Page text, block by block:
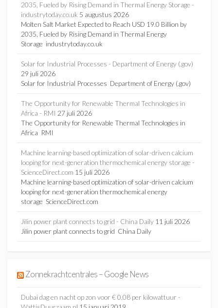
2035, Fueled by Rising Demand in Thermal Energy Storage -
industrytoday.co.uk 5 augustus 2026
Molten Salt Market Expected to Reach USD 19.0 Billion by
2035, Fueled by Rising Demand in Thermal Energy
Storage industrytoday.co.uk
Solar for Industrial Processes - Department of Energy (.gov)
29 juli 2026
Solar for Industrial Processes Department of Energy (.gov)
The Opportunity for Renewable Thermal Technologies in
Africa - RMI 27 juli 2026
The Opportunity for Renewable Thermal Technologies in
Africa RMI
Machine learning-based optimization of solar-driven calcium
looping for next-generation thermochemical energy storage -
ScienceDirect.com 15 juli 2026
Machine learning-based optimization of solar-driven calcium
looping for next-generation thermochemical energy
storage ScienceDirect.com
Jilin power plant connects to grid - China Daily 11 juli 2026
Jilin power plant connects to grid China Daily
Zonnekrachtcentrales – Google News
Dubai dag en nacht op zon voor € 0,08 per kilowattuur -